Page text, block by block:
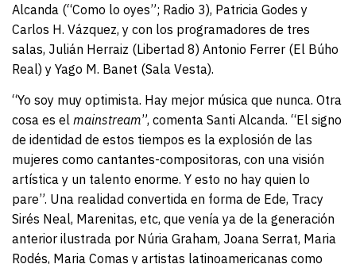
Alcanda (“Como lo oyes”; Radio 3), Patricia Godes y
Carlos H. Vázquez, y con los programadores de tres
salas, Julián Herraiz (Libertad 8) Antonio Ferrer (El Búho
Real) y Yago M. Banet (Sala Vesta).
“Yo soy muy optimista. Hay mejor música que nunca. Otra
cosa es el mainstream”, comenta Santi Alcanda. “El signo
de identidad de estos tiempos es la explosión de las
mujeres como cantantes-compositoras, con una visión
artística y un talento enorme. Y esto no hay quien lo
pare”. Una realidad convertida en forma de Ede, Tracy
Sirés Neal, Marenitas, etc, que venía ya de la generación
anterior ilustrada por Núria Graham, Joana Serrat, Maria
Rodés, Maria Comas y artistas latinoamericanas como